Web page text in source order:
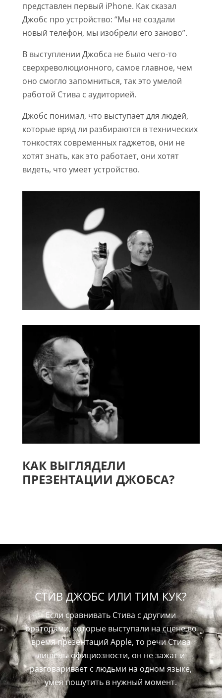
представлен первый iPhone. Как сказал
Джобс про устройство: “Мы не создали
новый телефон, мы изобрели его заново”.
В выступлении Джобса не было чего-то
сверхреволюционного, самое главное, чем
оно смогло запомниться, так это умелой
работой Стива с аудиторией.
Джобс понимал, что выступает для людей,
которые вряд ли разбираются в технических
тонкостях современных гаджетов, они не
хотят знать, как это работает, они хотят
видеть, что умеет устройство.
КАК ВЫГЛЯДЕЛИ
ПРЕЗЕНТАЦИИ ДЖОБСА?
СТИВ ДЖОБС ИЛИ ТИМ КУК?
Если сравнивать Стива с другими
ораторами, которые выступали на сцене во
время презентаций Apple, то речи Стива
лишены официозности, он не зажат и
разговаривает с людьми на одном языке,
умея пошутить в нужный момент.